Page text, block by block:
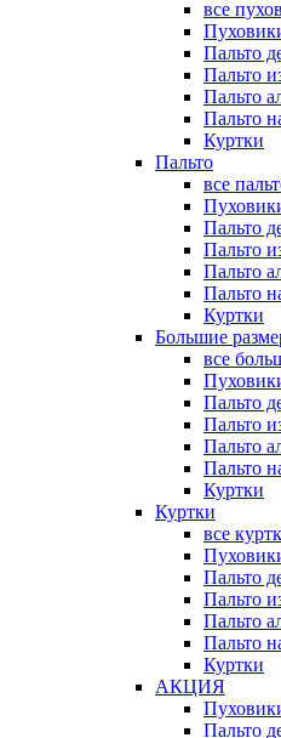
все
Пальто
Пальто
Пальто
Пальто
Куртки
Пальто
все
Пальто
Пальто
Пальто
Пальто
Куртки
Большие
все
Пальто
Пальто
Пальто
Пальто
Куртки
Куртки
все
Пальто
Пальто
Пальто
Пальто
Куртки
АКЦИЯ
Пальто